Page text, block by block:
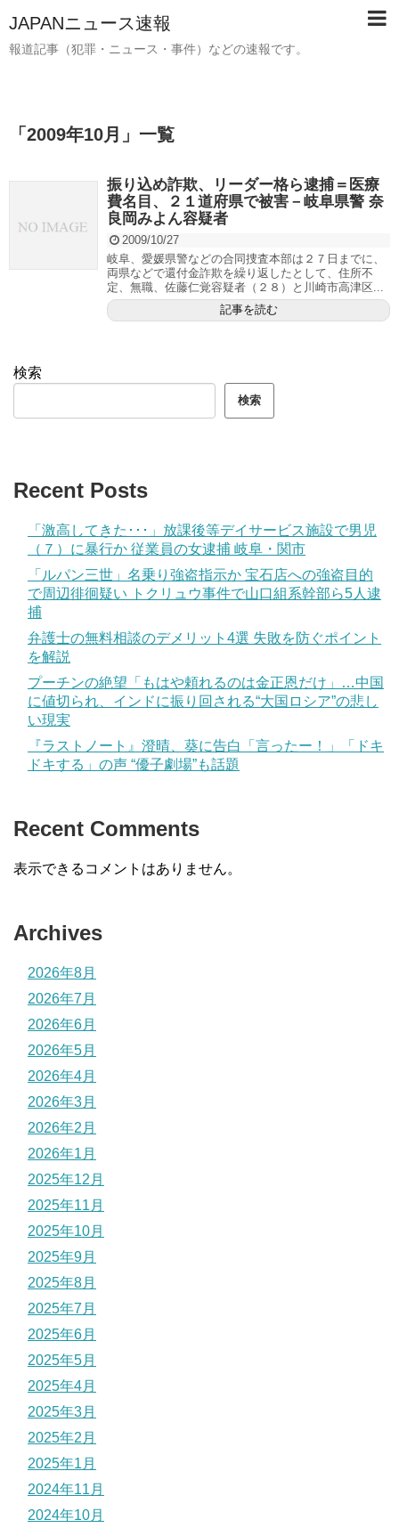
JAPANニュース速報
報道記事（犯罪・ニュース・事件）などの速報です。
「 2009年10月 」 一覧
振り込め詐欺、リーダー格ら逮捕＝医療
費名目、２１道府県で被害－岐阜県警 奈
良岡みよん容疑者
2009/10/27
岐阜、愛媛県警などの合同捜査本部は２７日までに、
両県などで還付金詐欺を繰り返したとして、住所不
定、無職、佐藤仁覚容疑者（２８）と川崎市高津区...
記事を読む
検索
検索
Recent Posts
「激高してきた･･･」放課後等デイサービス施設で男児
（７）に暴行か 従業員の女逮捕 岐阜・関市
「ルパン三世」名乗り強盗指示か 宝石店への強盗目的
で周辺徘徊疑い トクリュウ事件で山口組系幹部ら5人逮
捕
弁護士の無料相談のデメリット4選 失敗を防ぐポイント
を解説
プーチンの絶望「もはや頼れるのは金正恩だけ」…中国
に値切られ、インドに振り回される“大国ロシア”の悲し
い現実
『ラストノート』澄晴、葵に告白「言ったー！」「ドキ
ドキする」の声 “優子劇場”も話題
Recent Comments
表示できるコメントはありません。
Archives
2026年8月
2026年7月
2026年6月
2026年5月
2026年4月
2026年3月
2026年2月
2026年1月
2025年12月
2025年11月
2025年10月
2025年9月
2025年8月
2025年7月
2025年6月
2025年5月
2025年4月
2025年3月
2025年2月
2025年1月
2024年11月
2024年10月